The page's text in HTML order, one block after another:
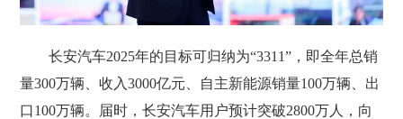
长安汽车2025年的目标可归纳为“3311”，即全年总销
量300万辆、收入3000亿元、自主新能源销量100万辆、出
口100万辆。届时，长安汽车用户预计突破2800万人，向